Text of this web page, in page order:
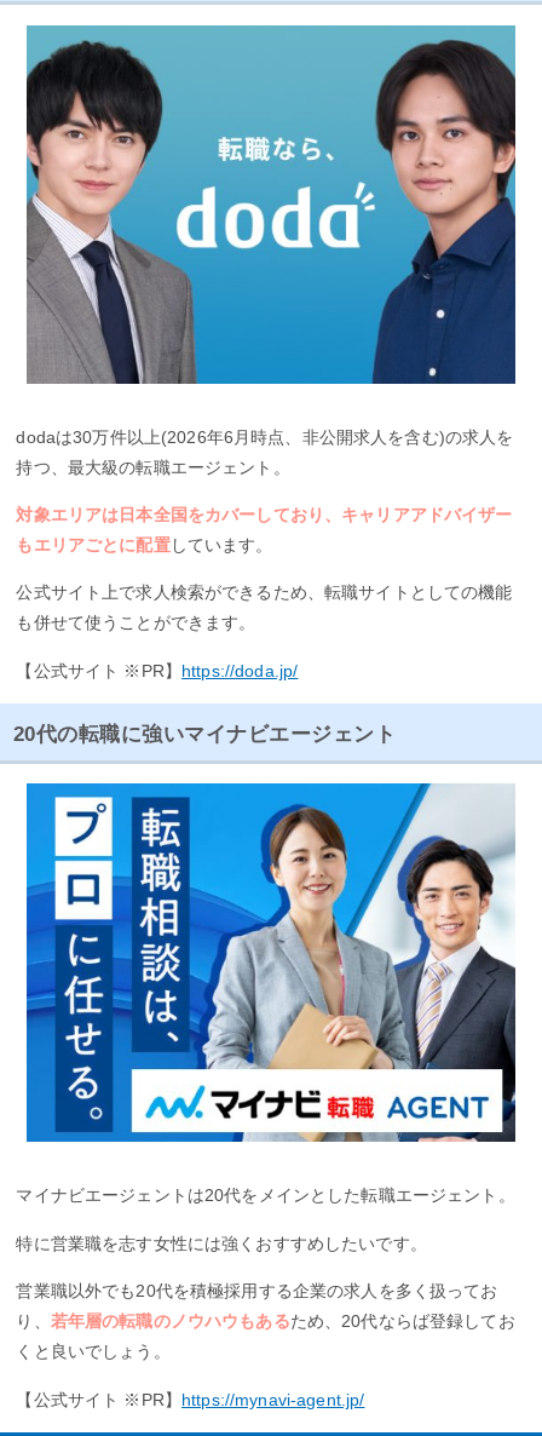
dodaは30万件以上(2026年6月時点、非公開求人を含む)の求人を
持つ、最大級の転職エージェント。
対象エリアは日本全国をカバーしており、キャリアアドバイザー
もエリアごとに配置しています。
公式サイト上で求人検索ができるため、転職サイトとしての機能
も併せて使うことができます。
【公式サイト ※PR】 https://doda.jp/
20代の転職に強いマイナビエージェント
マイナビエージェントは20代をメインとした転職エージェント。
特に営業職を志す女性には強くおすすめしたいです。
営業職以外でも20代を積極採用する企業の求人を多く扱ってお
り、 若年層の転職のノウハウもあるため、20代ならば登録してお
くと良いでしょう。
【公式サイト ※PR】 https://mynavi-agent.jp/